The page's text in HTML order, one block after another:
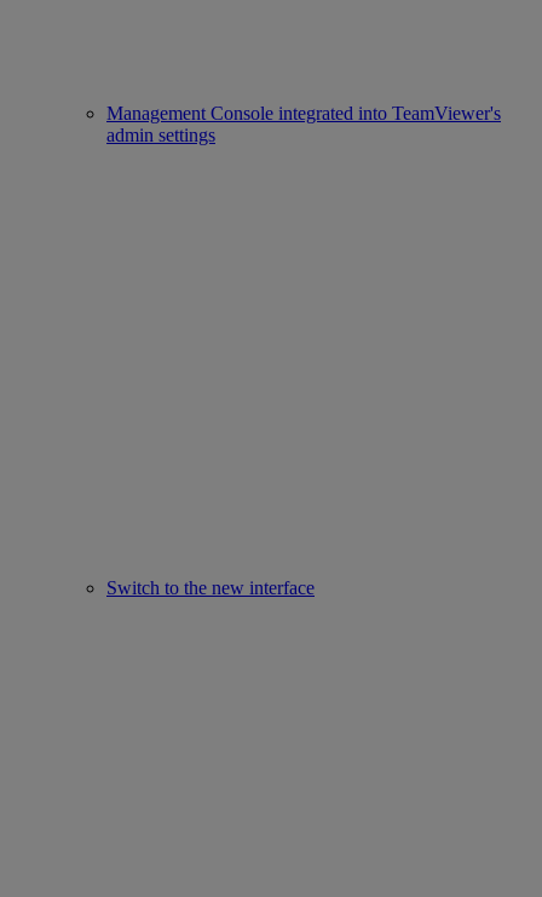
Management Console integrated into TeamViewer's
admin settings
Switch to the new interface